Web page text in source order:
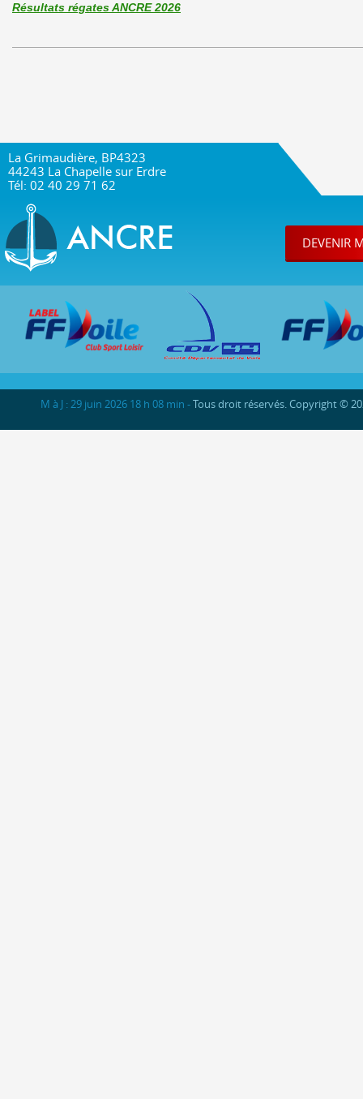
Résultats régates ANCRE 2026
La Grimaudière, BP4323
44243 La Chapelle sur Erdre
Tél: 02 40 29 71 62
DEVENIR
M à J : 29 juin 2026 18 h 08 min -Tous droit réservés. Copyright ©